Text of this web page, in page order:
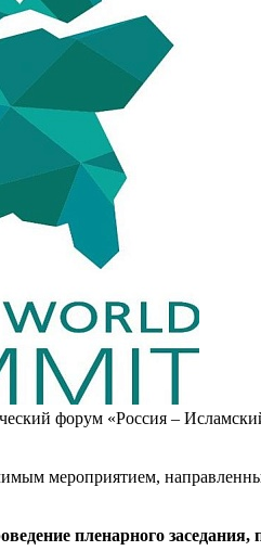
форум «Россия –
мероприятием,
пленарного